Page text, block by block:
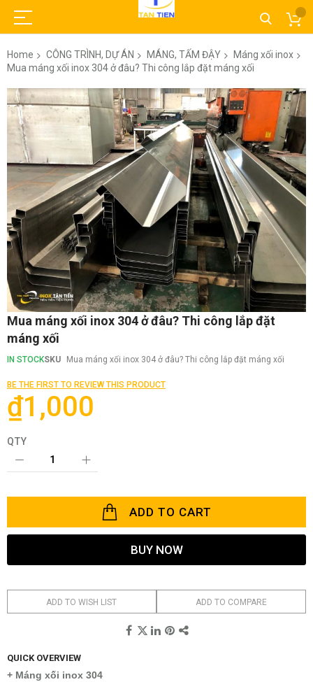
Home CÔNG TRÌNH, DỰ ÁN MÁNG, TẤM ĐẬY
Máng xối inox
Mua máng xối inox 304 ở đâu? Thi công lắp đặt máng xối
Skip
to
the
end
of
images
Skip
the
of
images
gallery
Mua máng xối inox 304 ở đâu? Thi công lắp đặt
máng xối
IN STOCKSKU Mua máng xối inox 304 ở đâu? Thi công lắp đặt máng xối
BE THE FIRST TO REVIEW THIS PRODUCT
₫1,000
QTY
ADD TO CART
BUY NOW
ADD TO WISH LIST ADD TO COMPARE
QUICK OVERVIEW
+ Máng xối inox 304